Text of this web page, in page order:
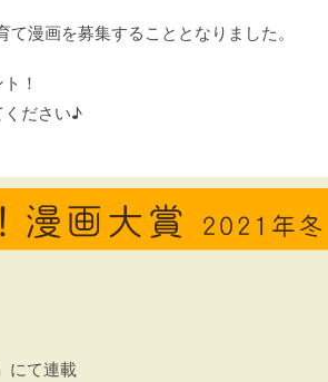
漫画を募集することとなりました。
！
ください♪
にて連載